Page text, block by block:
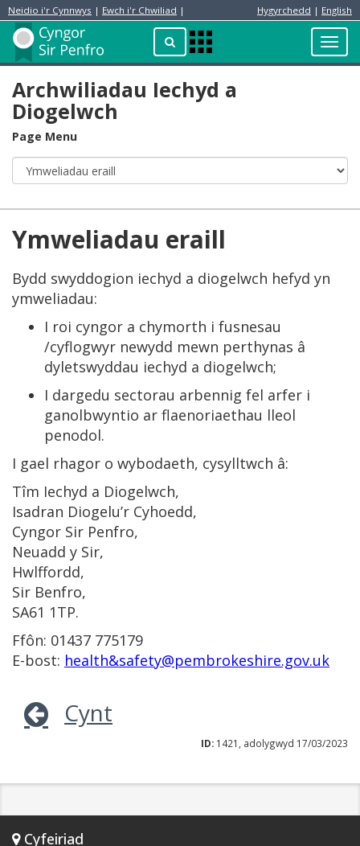
Neidio i'r Cynnwys | Ewch i'r Chwiliad | Hygyrchedd | English
ChwilioApps
Menu
Preswylydd
Archwiliadau Iechyd a
Diogelwch
Page Menu
Ymweliadau eraill
Bydd swyddogion iechyd a diogelwch hefyd yn
ymweliadau:
I roi cyngor a chymorth i fusnesau
/cyflogwyr newydd mewn perthynas â
dyletswyddau iechyd a diogelwch;
I dargedu sectorau arbennig fel arfer i
ganolbwyntio ar flaenoriaethau lleol
penodol.
I gael rhagor o wybodaeth, cysylltwch â:
Tîm Iechyd a Diogelwch,
Isadran Diogelu’r Cyhoedd,
Cyngor Sir Penfro,
Neuadd y Sir,
Hwlffordd,
Sir Benfro,
SA61 1TP.
Ffôn: 01437 775179
E-bost: health&safety@pembrokeshire.gov.uk
Cynt
ID: 1421, adolygwyd 17/03/2023
Cyfeiriad